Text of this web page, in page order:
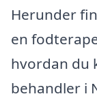
Herunder
en
hvordan du
behandler i